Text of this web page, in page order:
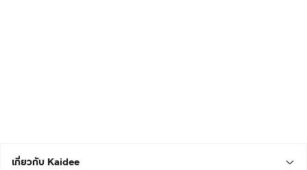
เกี่ยวกับ Kaidee